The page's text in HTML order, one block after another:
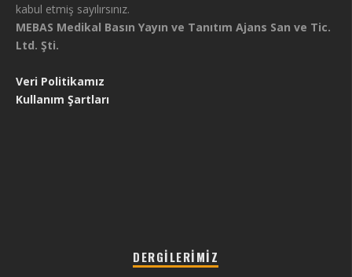
kabul etmiş sayılırsınız.
MEBAS Medikal Basın Yayın ve Tanıtım Ajans San ve Tic.
Ltd. Şti.
Veri Politikamız
Kullanım Şartları
DERGILERIMIZ